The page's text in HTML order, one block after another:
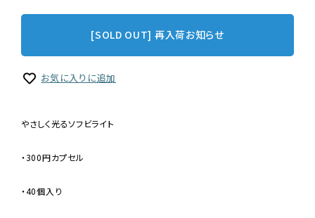
[SOLD OUT] 再入荷お知らせ
お気に入りに追加
やさしく光るソフビライト
・300円カプセル
・40個入り